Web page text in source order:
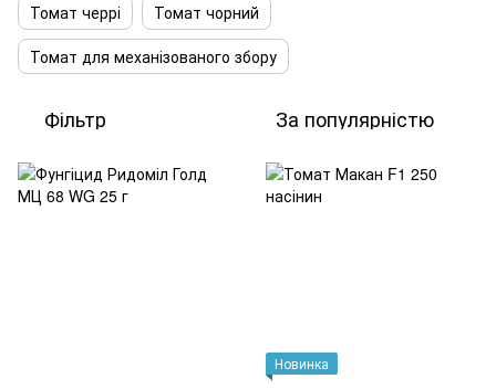
Томат черрі
Томат чорний
Томат для механізованого збору
Фільтр За популярністю
Новинка